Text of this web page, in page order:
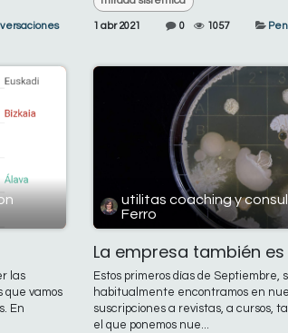
1 abr 2021 0 1057
las
que vamos
En
utilitas coaching y
Ferro
La empresa también es
Estos primeros días de Septiembre,
habitualmente encontramos en
suscripciones a revistas, a cursos,
el que ponemos nue...